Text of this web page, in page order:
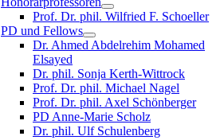
Prof. Dr. phil. Wilfried F. Schoeller
PD und Fellows
Dr. Ahmed Abdelrehim Mohamed
Elsayed
Dr. phil. Sonja Kerth-Wittrock
Prof. Dr. phil. Michael Nagel
Prof. Dr. phil. Axel Schönberger
PD Anne-Marie Scholz
Dr. phil. Ulf Schulenberg